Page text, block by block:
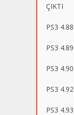
ÇIKTI
PS3
PS3
PS3
PS3
PS3